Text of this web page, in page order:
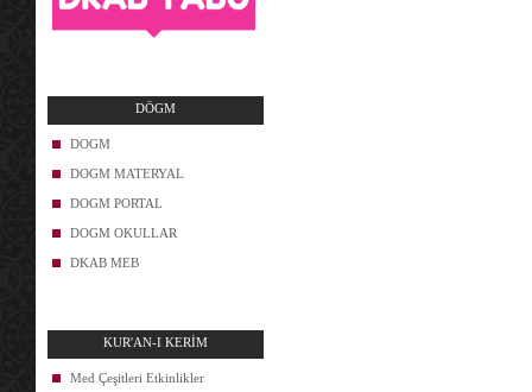
DÖGM
DOGM
DOGM MATERYAL
DOGM PORTAL
DOGM OKULLAR
DKAB MEB
KUR'AN-I KERİM
Med Çeşitleri Etkinlikler